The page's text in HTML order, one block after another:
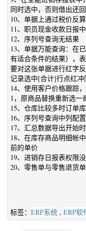
同时选中，否则借出还回
10、单据上通过税价反
11、职员现金收款日报
12、序列号查询无结果
13、单据万能查询：在
有适合条件的结果），
要对这张单据进行红字
记录选中[合计]行点红冲
14、使用客户价格跟踪
1，原商品替换重新选
15、仓库比较多时订单
16、序列号查询中列配
17、汇总数据导出开始
18、在库存商品明细帐
前的单价
19、进销存日报表权限
20、零售单与零售退货
标签： ERP系统 , ERP软